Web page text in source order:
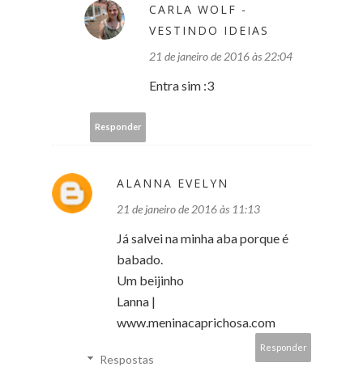
CARLA WOLF -
VESTINDO IDEIAS
21 de janeiro de 2016 às 22:04
Entra sim :3
Responder
ALANNA EVELYN
21 de janeiro de 2016 às 11:13
Já salvei na minha aba porque é
babado.
Um beijinho
Lanna |
www.meninacaprichosa.com
Responder
Respostas